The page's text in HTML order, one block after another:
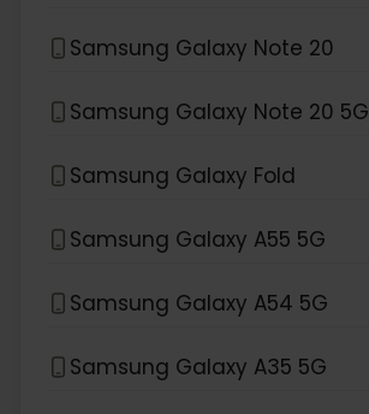
Samsung Galaxy Note 20
Samsung Galaxy Note 20 5G
Samsung Galaxy Fold
Samsung Galaxy A55 5G
Samsung Galaxy A54 5G
Samsung Galaxy A35 5G